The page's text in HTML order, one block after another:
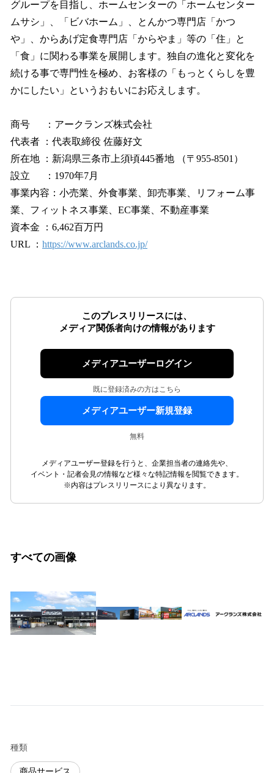
グループを目指し、ホームセンターの「ホームセンター
ムサシ」、「ビバホーム」、とんかつ専門店「かつ
や」、からあげ定食専門店「からやま」等の「住」と
「食」に関わる事業を展開します。独自の進化と変化を
続ける事で専門性を極め、お客様の「もっとくらしを豊
かにしたい」というおもいにお応えします。
商号 ：アークランズ株式会社
代表者 ：代表取締役 佐藤好文
所在地 ：新潟県三条市上須頃445番地 （〒955-8501）
設立 ：1970年7月
事業内容：小売業、外食事業、卸売事業、リフォーム事
業、フィットネス事業、EC事業、不動産事業
資本金 ：6,462百万円
URL ： https://www.arclands.co.jp/
このプレスリリースには、
メディア関係者向けの情報があります
メディアユーザーログイン
既に登録済みの方はこちら
メディアユーザー新規登録
無料
メディアユーザー登録を行うと、企業担当者の連絡先や、
イベント・記者会見の情報など様々な特記情報を閲覧できます。
※内容はプレスリリースにより異なります。
すべての画像
種類